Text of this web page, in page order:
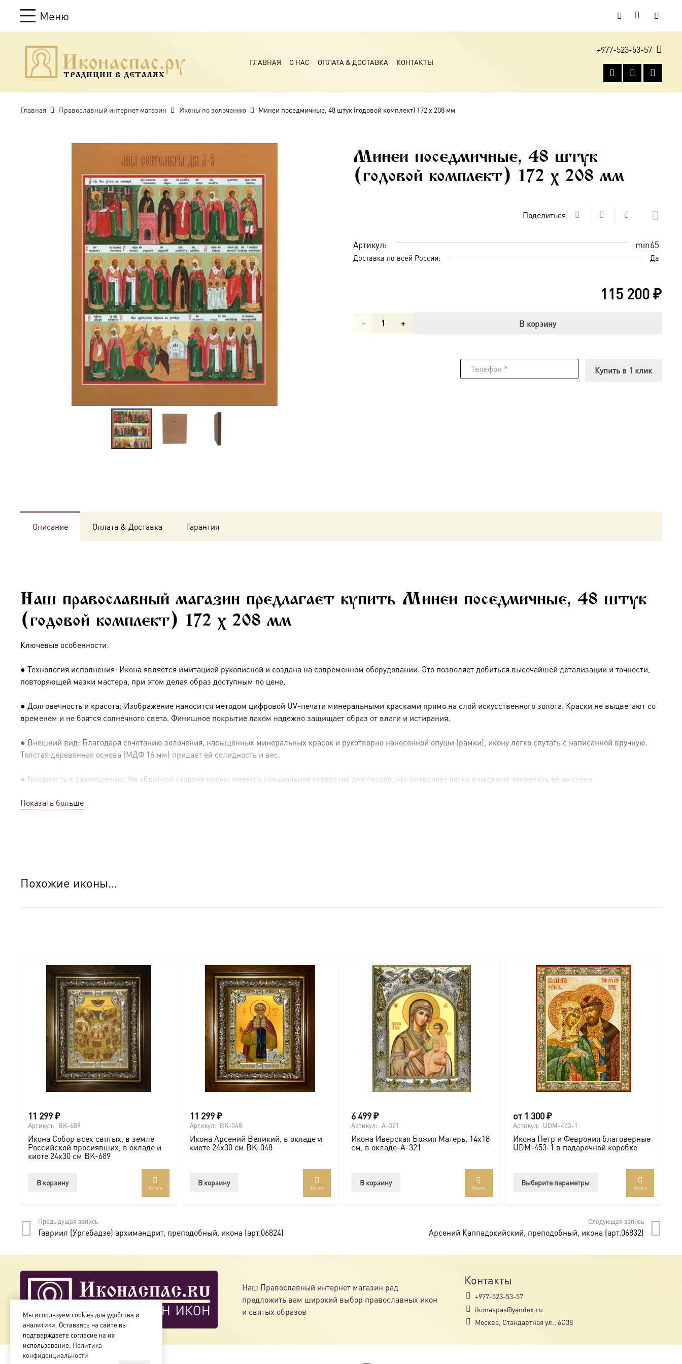
Меню
ТРАДИЦИИ В ДЕТАЛЯХ
ГЛАВНАЯ О НАС ОПЛАТА & ДОСТАВКА КОНТАКТЫ
+977-523-53-57
Главная Православный интернет магазин Иконы по золочению Минеи поседмичные, 48 штук (годовой комплект) 172 х 208 мм
Минеи поседмичные, 48 штук
(годовой комплект) 172 х 208 мм
Поделиться
Артикул: min65
Доставка по всей России: Да
115 200₽
Количество
В корзину
Купить в 1 клик
Описание Оплата & Доставка Гарантия
Наш православный магазин предлагает купить Минеи поседмичные, 48 штук
(годовой комплект) 172 х 208 мм
Ключевые особенности:
● Технология исполнения: Икона является имитацией рукописной и создана на современном оборудовании. Это позволяет добиться высочайшей детализации и точности,
повторяющей мазки мастера, при этом делая образ доступным по цене.
● Долговечность и красота: Изображение наносится методом цифровой UV-печати минеральными красками прямо на слой искусственного золота. Краски не выцветают со
временем и не боятся солнечного света. Финишное покрытие лаком надежно защищает образ от влаги и истирания.
● Внешний вид: Благодаря сочетанию золочения, насыщенных минеральных красок и рукотворно нанесенной опуши (рамки), икону легко спутать с написанной вручную.
Толстая деревянная основа (МДФ 16 мм) придает ей солидность и вес.
● Готовность к размещению: На обратной стороне иконы имеется специальное отверстие для гвоздя, что позволяет легко и надежно закрепить её на стене.
● Освящение: Производство освящено
Эта икона станет прекрасным духовным подарком:
● На день Ангела (именины) — в честь небесного покровителя.
● На Крещение ребенка или взрослого.
● На день рождения как символ защиты и заступничества.
● На венчание или годовщину брака (для парных икон или образов покровителей семьи).
● На новоселье для освящения домашнего очага.
Доставка и заказ:
Мы предлагаем купить икону в Москве с доставкой по России. Также можно заказать икону в окладе и киоте.
Доступна в стандартных размерах или может быть изготовлена под заказ по вашим размерам.
Подписывайтесь на нашу группу ВКонтакте:
Показать больше
Похожие иконы…
11 299₽
Артикул: BK-689
Икона Собор всех святых, в земле
Российской просиявших, в окладе и
киоте 24х30 см BK-689
В корзину
Купить
11 299₽
Артикул: BK-048
Икона Арсений Великий, в окладе и
киоте 24х30 см BK-048
В корзину
Купить
6 499₽
Артикул: A-321
Икона Иверская Божия Матерь, 14х18
см, в окладе-A-321
В корзину
Купить
от 1 300₽
Артикул: UDM-453-1
Икона Петр и Феврония благоверные
UDM-453-1 в подарочной коробке
Выберите параметры
вариаций.
Опции
Купить
Предыдущая запись
Гавриил (Ургебадзе) архимандрит, преподобный, икона (арт.06824)
Следующая запись
Арсений Каппадокийский, преподобный, икона (арт.06832)
Наш Православный интернет магазин рад
предложить вам широкий выбор православных икон
и святых образов
Контакты
+977-523-53-57
ikonaspas@yandex.ru
Москва, Стандартная ул., 6С38
Мы используем cookies для удобства и
аналитики. Оставаясь на сайте вы
подтверждаете согласие на их
использование. Политика
конфиденциальности